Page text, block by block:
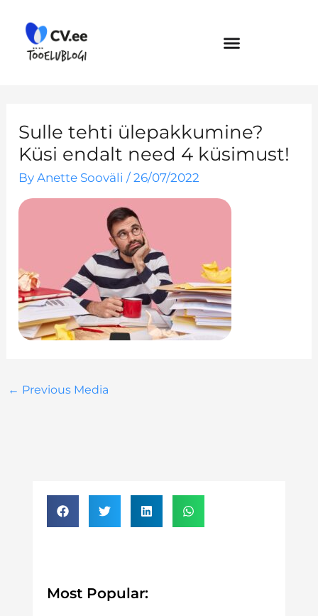
content
Sulle tehti ülepakkumine?
Küsi endalt need 4 küsimust!
ByAnette Sooväli/26/07/2022
← Previous Media
Most Popular: